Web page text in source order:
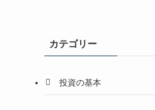
カテゴリー
投資の基本